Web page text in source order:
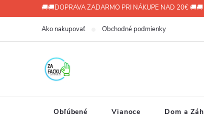
na
🚚🚚DOPRAVA ZADARMO PRI NÁKUPE NAD 20€
Ako nakupovať Obchodné podmienky
Obľúbené Vianoce Dom a